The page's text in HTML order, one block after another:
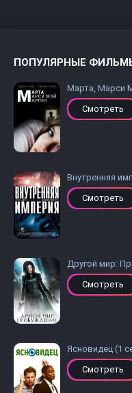
ПОПУЛЯРНЫЕ
Марта, Марси
Смотреть
Внутренняя
Смотреть
Другой мир:
Смотреть
Ясновидец (1
Смотреть